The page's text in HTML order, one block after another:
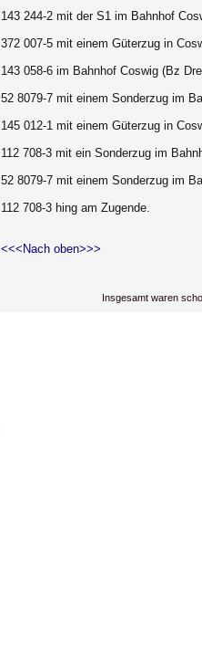
143 244-2 mit der S1 im Bahnhof
372 007-5 mit einem Güterzug in
143 058-6 im Bahnhof Coswig (Bz
52 8079-7 mit einem Sonderzug im
145 012-1 mit einem Güterzug in
112 708-3 mit ein Sonderzug im
52 8079-7 mit einem Sonderzug im
112 708-3 hing am Zugende.
<<<Nach oben>>>
Insgesamt waren